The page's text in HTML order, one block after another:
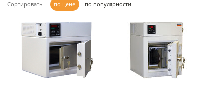
Сортировать по цене по популярности